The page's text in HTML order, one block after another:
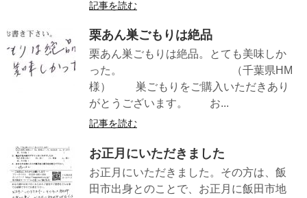
記事を読む
栗あん巣ごもりは絶品
栗あん巣ごもりは絶品。とても美味しか
った。 （千葉県HM
様） 巣ごもりをご購入いただきあり
がとうございます。 お...
記事を読む
お正月にいただきました
お正月にいただきました。その方は、飯
田市出身とのことで、お正月に飯田市地